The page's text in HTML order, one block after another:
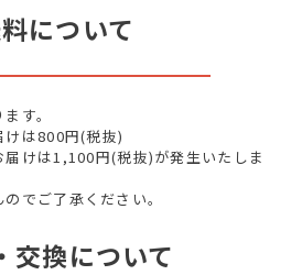
について
す。
は800円(税抜)
けは1,100円(税抜)が発生いたしま
でご了承ください。
交換について